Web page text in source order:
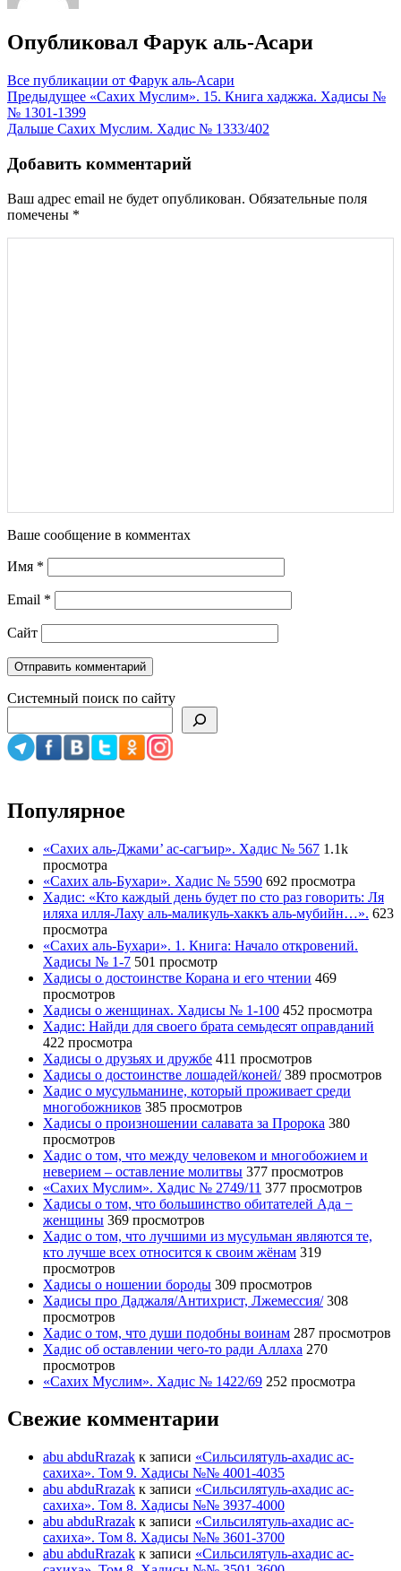
Опубликовал Фарук аль-Асари
Все публикации от Фарук аль-Асари
Навигация
по
Предыдущее «Сахих Муслим». 15. Книга хаджжа. Хадисы №
№ 1301-1399
Дальше Сахих Муслим. Хадис № 1333/402
Добавить комментарий
Ваш адрес email не будет опубликован. Обязательные поля
помечены *
Ваше сообщение в комментах
Имя *
Email *
Сайт
Системный поиск по сайту
Популярное
«Сахих аль-Джами’ ас-сагъир». Хадис № 567 1.1k
просмотра
«Сахих аль-Бухари». Хадис № 5590 692 просмотра
Хадис: «Кто каждый день будет по сто раз говорить: Ля
иляха илля-Лаху аль-маликуль-хаккъ аль-мубийн…». 623
просмотра
«Сахих аль-Бухари». 1. Книга: Начало откровений.
Хадисы № 1-7 501 просмотр
Хадисы о достоинстве Корана и его чтении 469
просмотров
Хадисы о женщинах. Хадисы № 1-100 452 просмотра
Хадис: Найди для своего брата семьдесят оправданий
422 просмотра
Хадисы о друзьях и дружбе 411 просмотров
Хадисы о достоинстве лошадей/коней/ 389 просмотров
Хадис о мусульманине, который проживает среди
многобожников 385 просмотров
Хадисы о произношении салавата за Пророка 380
просмотров
Хадис о том, что между человеком и многобожием и
неверием – оставление молитвы 377 просмотров
«Сахих Муслим». Хадис № 2749/11 377 просмотров
Хадисы о том, что большинство обитателей Ада −
женщины 369 просмотров
Хадис о том, что лучшими из мусульман являются те,
кто лучше всех относится к своим жёнам 319
просмотров
Хадисы о ношении бороды 309 просмотров
Хадисы про Даджаля/Антихрист, Лжемессия/ 308
просмотров
Хадис о том, что души подобны воинам 287 просмотров
Хадис об оставлении чего-то ради Аллаха 270
просмотров
«Сахих Муслим». Хадис № 1422/69 252 просмотра
Свежие комментарии
abu abduRrazak к записи «Сильсилятуль-ахадис ас-
сахиха». Том 9. Хадисы №№ 4001-4035
abu abduRrazak к записи «Сильсилятуль-ахадис ас-
сахиха». Том 8. Хадисы №№ 3937-4000
abu abduRrazak к записи «Сильсилятуль-ахадис ас-
сахиха». Том 8. Хадисы №№ 3601-3700
abu abduRrazak к записи «Сильсилятуль-ахадис ас-